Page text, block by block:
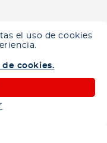
el uso de cookies
cookies.